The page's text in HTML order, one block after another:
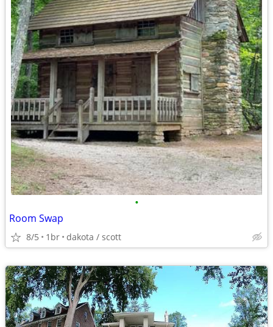
•
Room Swap
8/5 1br dakota / scott